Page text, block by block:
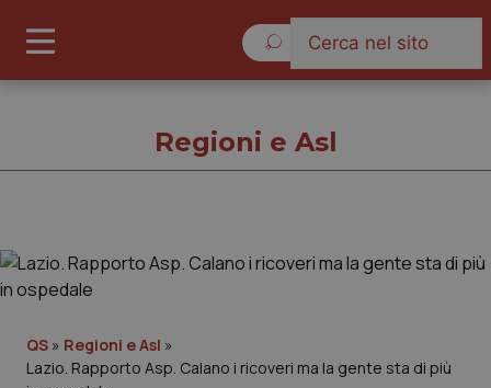
Governo e Parlamento
Regioni e Asl
QS » Regioni e Asl »
Lazio. Rapporto Asp. Calano i ricoveri ma la gente sta di più